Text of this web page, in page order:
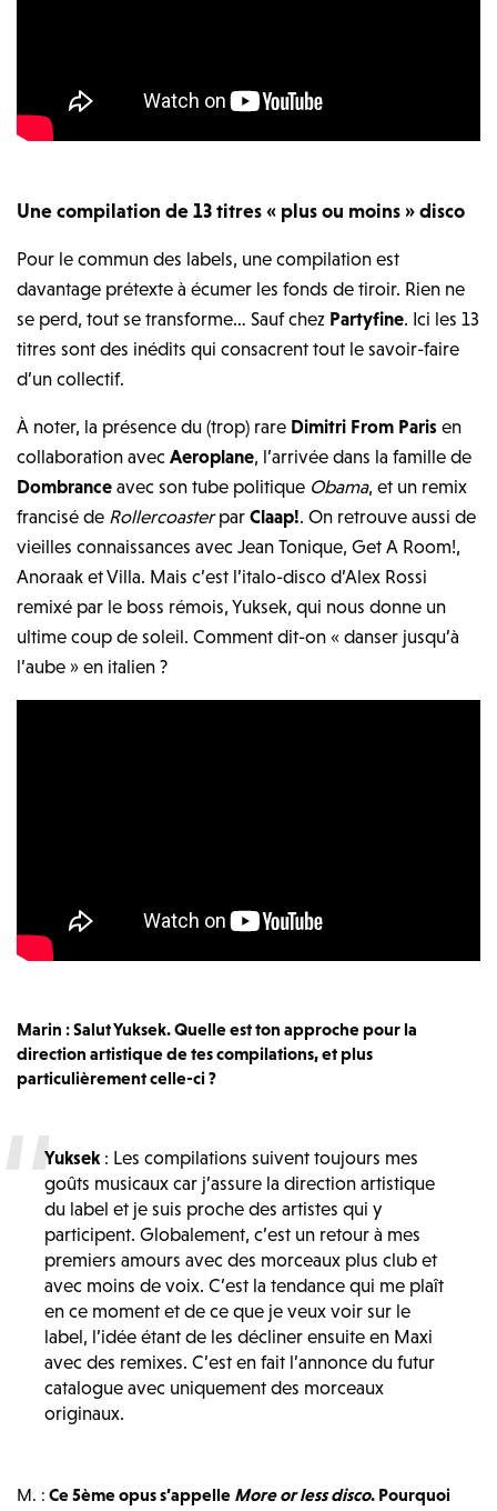
Une compilation de 13 titres « plus ou moins » disco
Pour le commun des labels, une compilation est
davantage prétexte à écumer les fonds de tiroir. Rien ne
se perd, tout se transforme… Sauf chez Partyfine. Ici les 13
titres sont des inédits qui consacrent tout le savoir-faire
d’un collectif.
À noter, la présence du (trop) rare Dimitri From Paris en
collaboration avecAeroplane, l’arrivée dans la famille de
Dombrance avec son tube politique Obama, et un remix
francisé de RollercoasterparClaap!. On retrouve aussi de
vieilles connaissances avec Jean Tonique, Get A Room!,
Anoraak et Villa. Mais c’est l’italo-disco d’Alex Rossi
remixé par le boss rémois, Yuksek, qui nous donne un
ultime coup de soleil. Comment dit-on « danser jusqu’à
l’aube » en italien ?
Marin : Salut Yuksek. Quelle est ton approche pour la
direction artistique de tes compilations, et plus
particulièrement celle-ci ?
Yuksek : Les compilations suivent toujours mes
goûts musicaux car j’assure la direction artistique
du label et je suis proche des artistes qui y
participent. Globalement, c’est un retour à mes
premiers amours avec des morceaux plus club et
avec moins de voix. C’est la tendance qui me plaît
en ce moment et de ce que je veux voir sur le
label, l’idée étant de les décliner ensuite en Maxi
avec des remixes. C’est en fait l’annonce du futur
catalogue avec uniquement des morceaux
originaux.
M. : Ce 5ème opus s’appelle More or less disco. Pourquoi